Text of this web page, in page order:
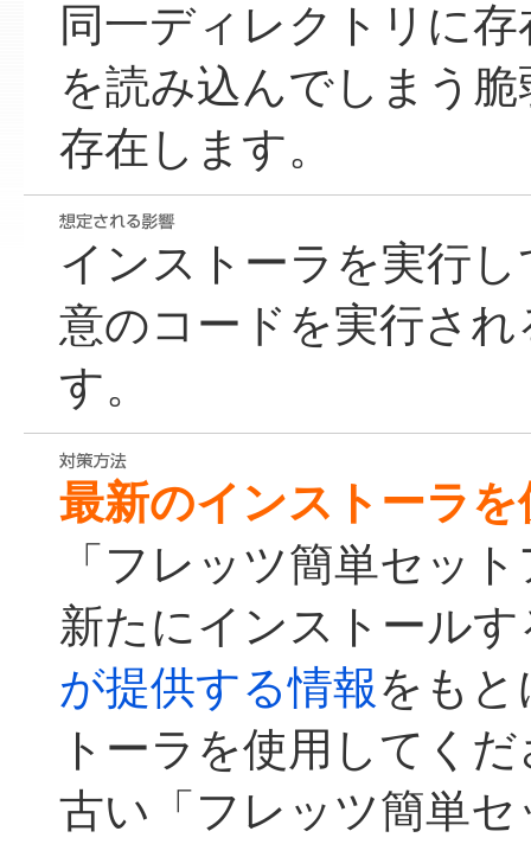
同一ディレクトリに
を読み込んでしまう脆
存在します。
インストーラを実行
意のコードを実行さ
す。
最新のインストーラを
「フレッツ簡単セッ
新たにインストール
が提供する情報をも
トーラを使用してく
古い「フレッツ簡単